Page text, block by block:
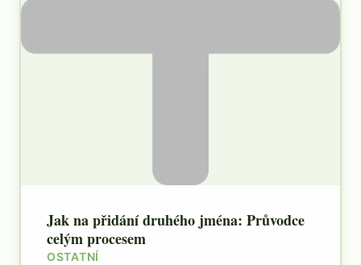
Jak na přidání druhého jména: Průvodce
celým procesem
OSTATNÍ